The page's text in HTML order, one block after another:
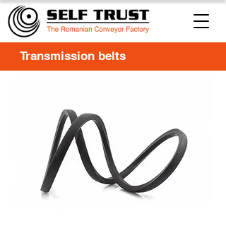
Transmission belts